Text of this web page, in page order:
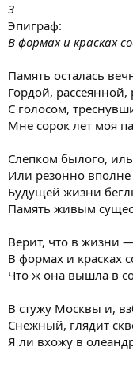
3
Эпиграф:
В формах и красках
Память осталась
Гордой, рассеянной,
С голосом,
Мне сорок лет моя
Слепком былого,
Или резонно вполне
Будущей жизни
Память живым
Верит, что в жизни
В формах и красках
Что ж она вышла в
В стужу Москвы и,
Снежный, глядит
Я ли вхожу в